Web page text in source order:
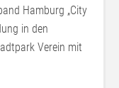
Hamburg „City
in den
Verein mit